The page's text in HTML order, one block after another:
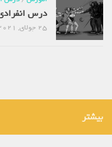
درس
25 جولای, 2021
بیشتر